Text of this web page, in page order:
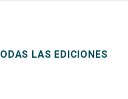
LAS EDICIONES